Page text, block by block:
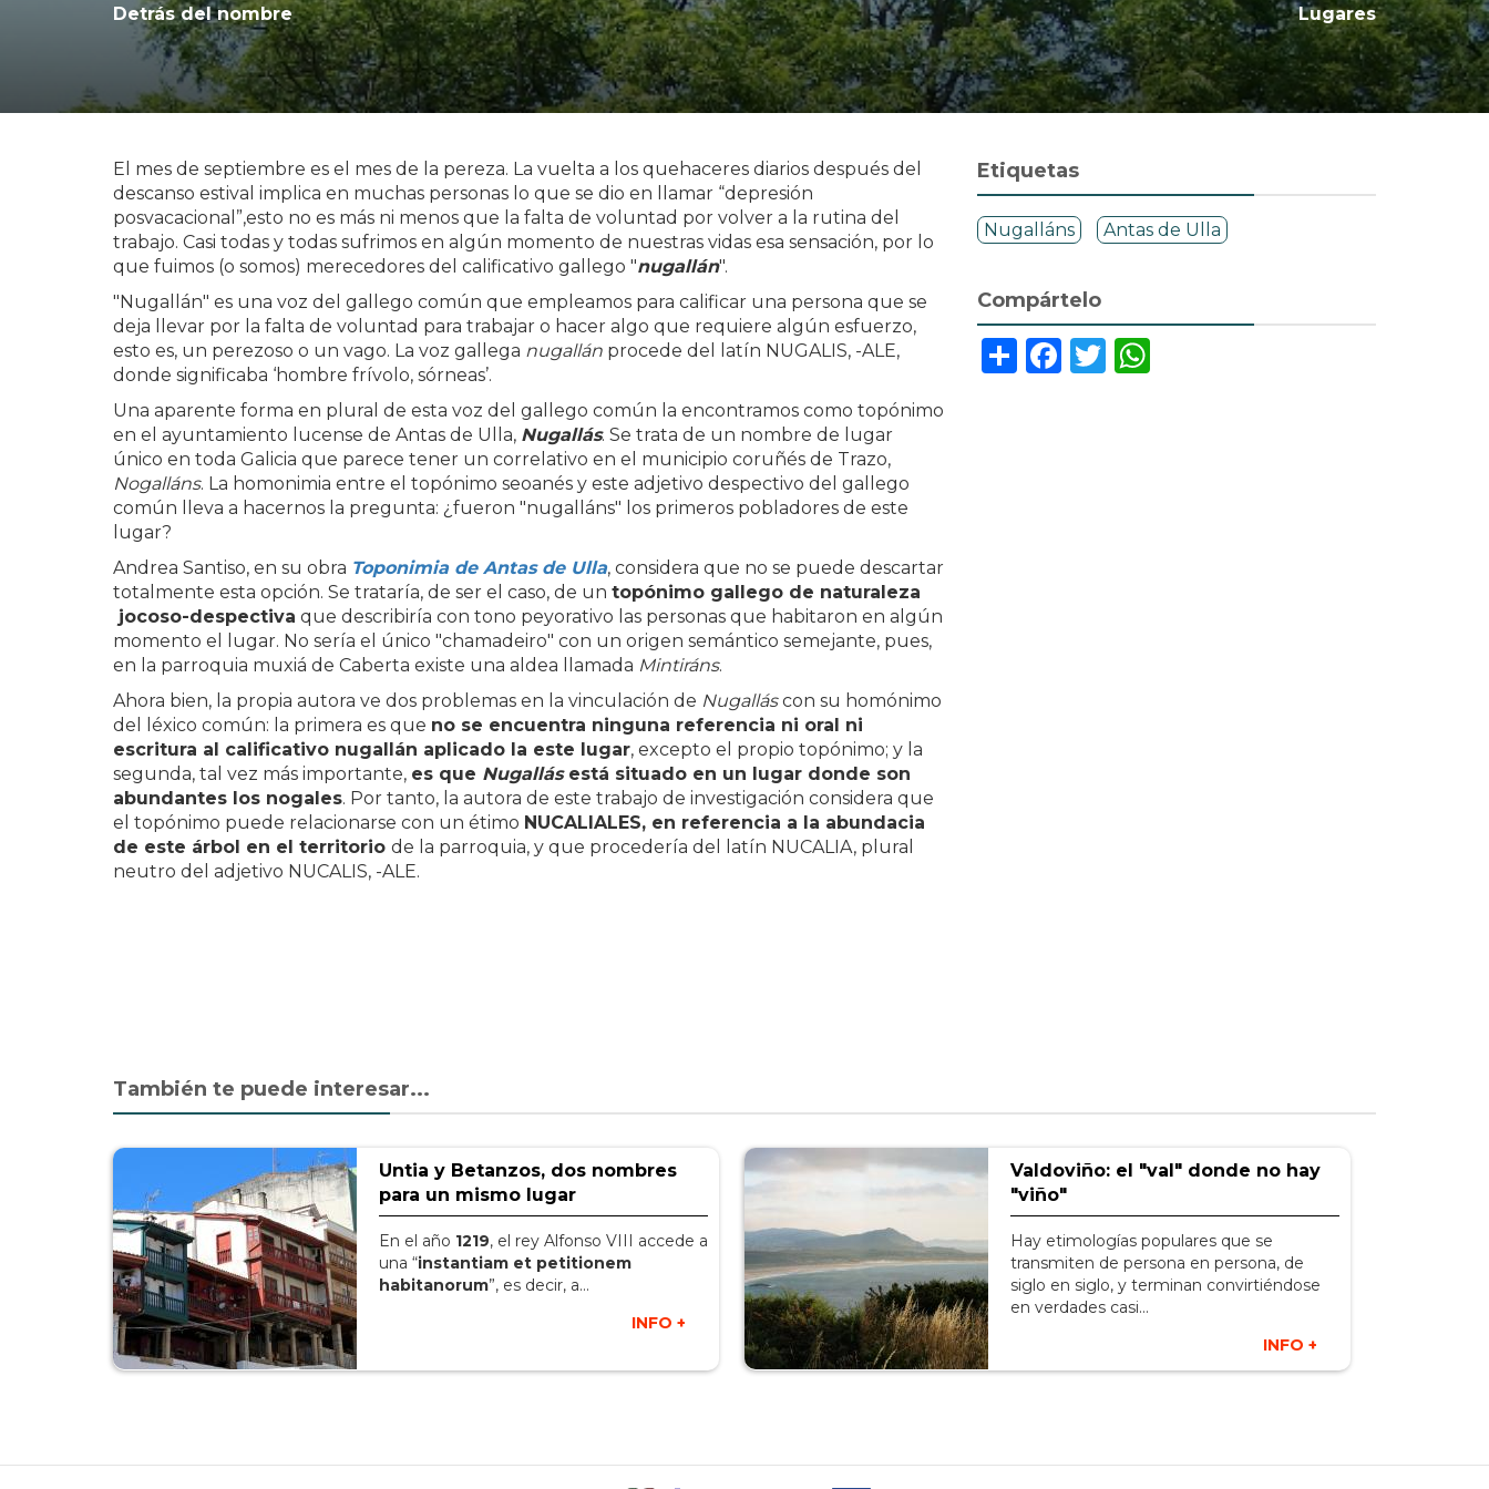
Detrás del nombre Lugares
El mes de septiembre es el mes de la pereza. La vuelta a los quehaceres diarios después del
descanso estival implica en muchas personas lo que se dio en llamar “depresión
posvacacional”,esto no es más ni menos que la falta de voluntad por volver a la rutina del
trabajo. Casi todas y todas sufrimos en algún momento de nuestras vidas esa sensación, por lo
que fuimos (o somos) merecedores del calificativo gallego "nugallán".
"Nugallán" es una voz del gallego común que empleamos para calificar una persona que se
deja llevar por la falta de voluntad para trabajar o hacer algo que requiere algún esfuerzo,
esto es, un perezoso o un vago. La voz gallega nugallán procede del latín NUGALIS, -ALE,
donde significaba ‘hombre frívolo, sórneas’.
Una aparente forma en plural de esta voz del gallego común la encontramos como topónimo
en el ayuntamiento lucense de Antas de Ulla, Nugallás. Se trata de un nombre de lugar
único en toda Galicia que parece tener un correlativo en el municipio coruñés de Trazo,
Nogalláns. La homonimia entre el topónimo seoanés y este adjetivo despectivo del gallego
común lleva a hacernos la pregunta: ¿fueron "nugalláns" los primeros pobladores de este
lugar?
Andrea Santiso, en su obra Toponimia de Antas de Ulla, considera que no se puede descartar
totalmente esta opción. Se trataría, de ser el caso, de un topónimo gallego de naturaleza
jocoso-despectiva que describiría con tono peyorativo las personas que habitaron en algún
momento el lugar. No sería el único "chamadeiro" con un origen semántico semejante, pues,
en la parroquia muxiá de Caberta existe una aldea llamada Mintiráns.
Ahora bien, la propia autora ve dos problemas en la vinculación de Nugalláscon su homónimo
del léxico común: la primera es que no se encuentra ninguna referencia ni oral ni
escritura al calificativo nugallán aplicado la este lugar, excepto el propio topónimo; y la
segunda, tal vez más importante, es que Nugallás está situado en un lugar donde son
abundantes los nogales. Por tanto, la autora de este trabajo de investigación considera que
el topónimo puede relacionarse con un étimo NUCALIALES, en referencia a la abundacia
de este árbol en el territorio de la parroquia, y que procedería del latín NUCALIA, plural
neutro del adjetivo NUCALIS, -ALE.
Etiquetas
Nugalláns Antas de Ulla
Compártelo
También te puede interesar...
Untia y Betanzos, dos nombres
para un mismo lugar
En el año 1219, el rey Alfonso VIII accede a
una “instantiam et petitionem
habitanorum”, es decir, a...
INFO +
Valdoviño: el "val" donde no hay
"viño"
Hay etimologías populares que se
transmiten de persona en persona, de
siglo en siglo, y terminan convirtiéndose
en verdades casi...
INFO +